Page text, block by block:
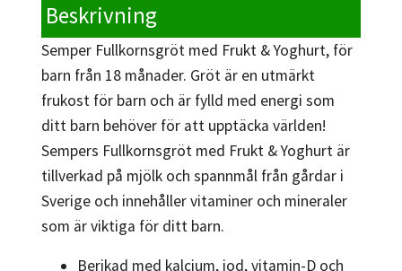
Beskrivning
Semper Fullkornsgröt med Frukt & Yoghurt, för
barn från 18 månader. Gröt är en utmärkt
frukost för barn och är fylld med energi som
ditt barn behöver för att upptäcka världen!
Sempers Fullkornsgröt med Frukt & Yoghurt är
tillverkad på mjölk och spannmål från gårdar i
Sverige och innehåller vitaminer och mineraler
som är viktiga för ditt barn.
Berikad med kalcium, jod, vitamin-D och